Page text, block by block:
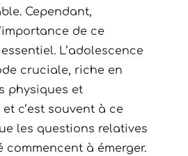
Cependant,
de ce
L’adolescence
cruciale, riche en
physiques et
c’est souvent à ce
les questions relatives
commencent à émerger.